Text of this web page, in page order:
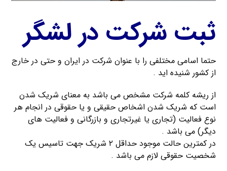
ثبت شرکت در لشگر
حتما اسامی مختلفی را با عنوان شرکت در ایران و حتی در خارج
از کشور شنیده اید .
از ریشه کلمه شرکت مشخص می باشد به معنای شریک شدن
است که شریک شدن اشخاص حقیقی و یا حقوقی در انجام هر
نوع فعالیت (تجاری یا غیرتجاری و بازرگانی و فعالیت های
دیگر) می باشد .
در کمترین حالت موجود حداقل ۲ شریک جهت تاسیس یک
شخصیت حقوقی لازم می باشد .